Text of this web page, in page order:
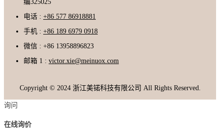
编325025
电话 : +86 577 86918881
手机 : +86 189 6979 0918
微信 : +86 13958896823
邮箱 1 : victor.xie@meinuox.com
Copyright © 2024 浙江美锘科技有限公司 All Rights Reserved.
询问
在线询价